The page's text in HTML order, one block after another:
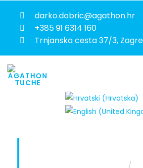
darko.dobric@agathon.hr
+385 91 6314 160
Trnjanska cesta 37/3,